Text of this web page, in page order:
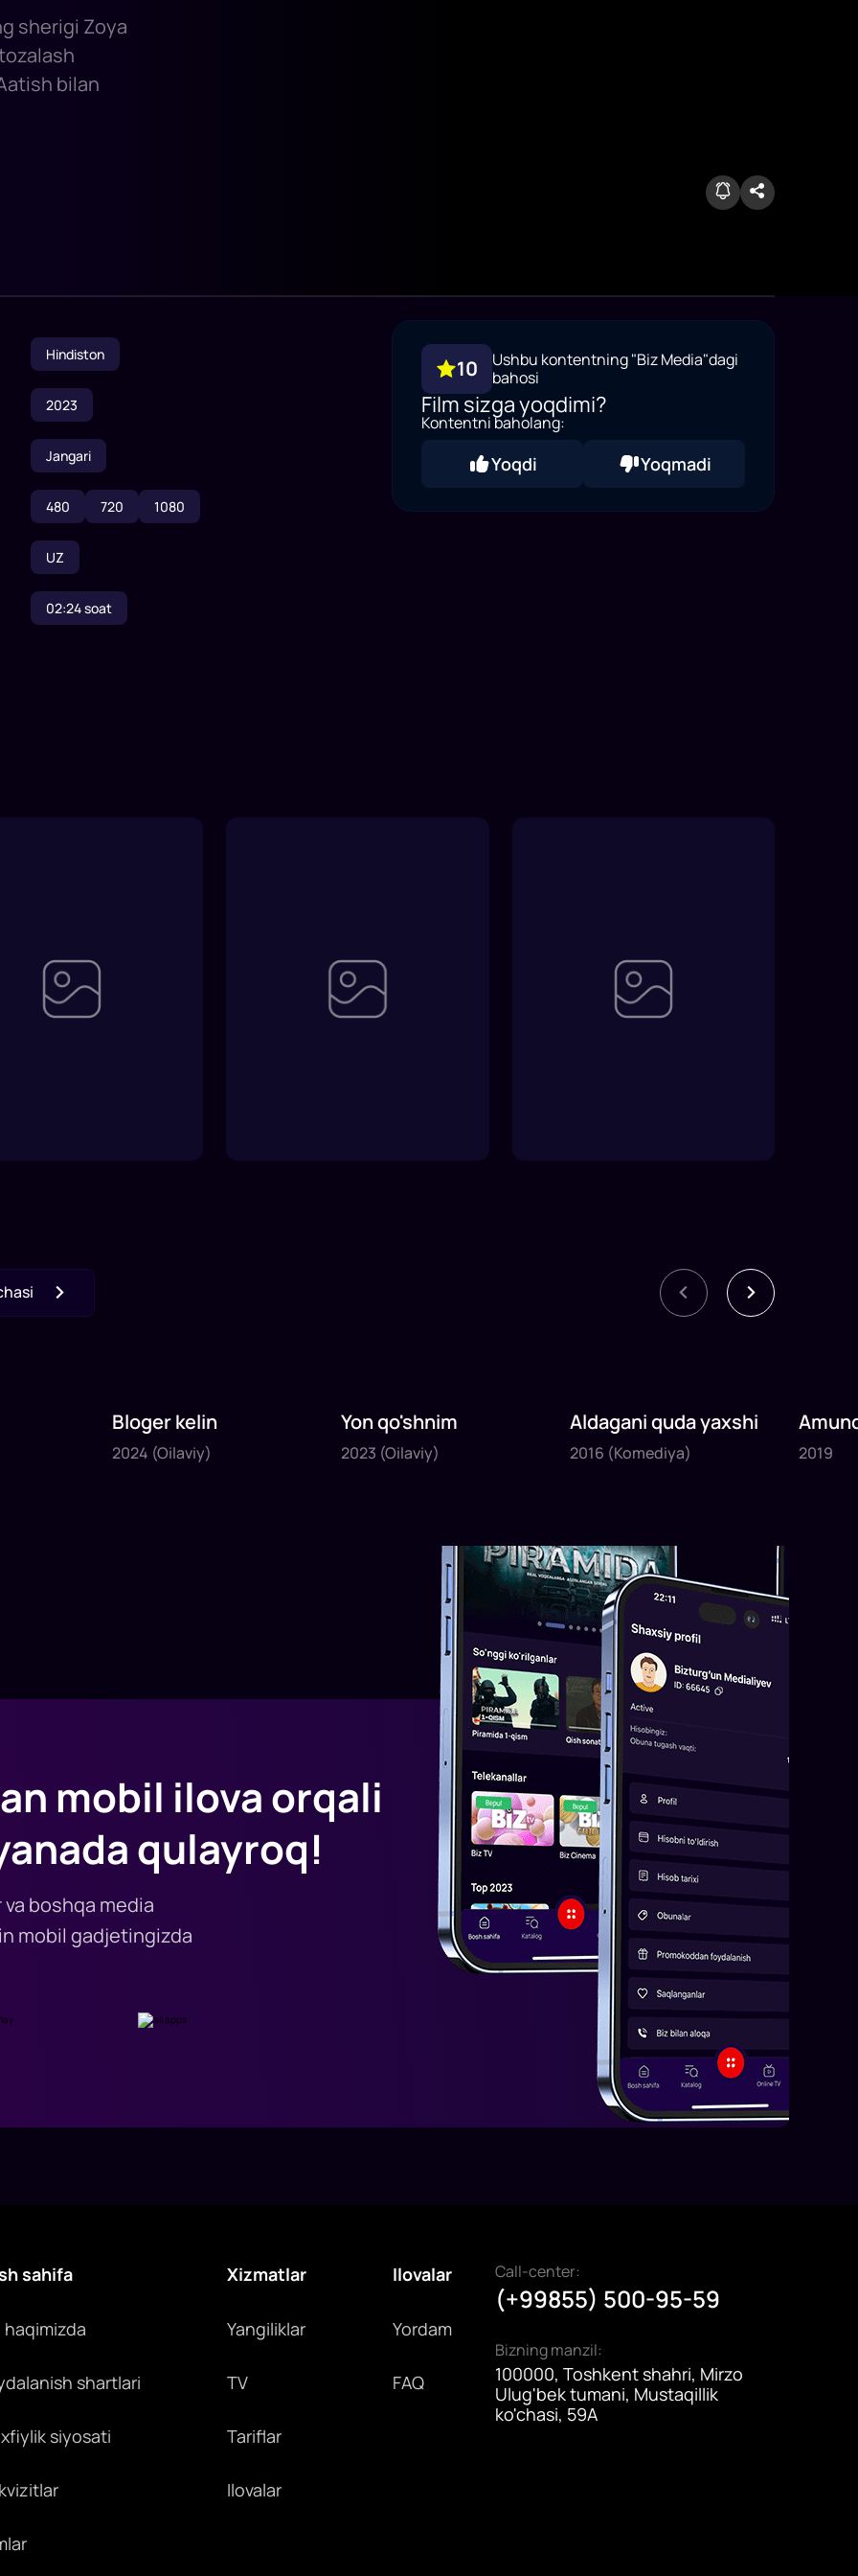
sherigi Zoya
bilan
Hindiston
2023
Jangari
480 720 1080
UZ
02:24soat
10
Ushbu kontentning "Biz Media"dagi
bahosi
Film sizga yoqdimi?
Kontentni baholang:
Yoqdi Yoqmadi
2024
1x35daq.
Bloger kelin
2024 (Oilaviy)
2023
1x40daq.
Yon qo'shnim
2023 (Oilaviy)
2016
1x82daq.
Aldagani quda yaxshi
2016 (Komediya)
2019
1x120
2019
mobil ilova orqali
qulayroq!
boshqa media
mobil gadjetingizda
sahifa
haqimizda
shartlari
siyosati
Xizmatlar
Yangiliklar
TV
Tariflar
Ilovalar
Ilovalar
Yordam
FAQ
Call-center:
(+99855) 500-95-59
Bizning manzil:
100000, Toshkent shahri, Mirzo
Ulug'bek tumani, Mustaqillik
ko'chasi, 59A